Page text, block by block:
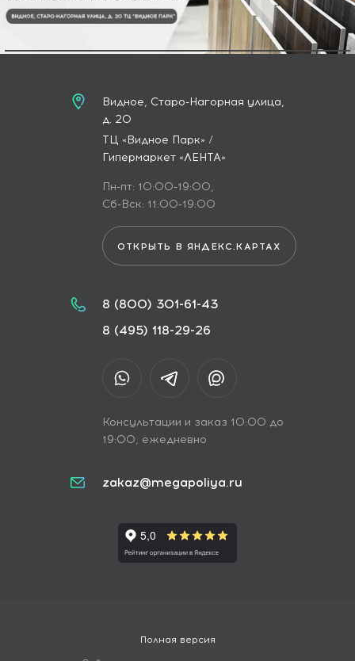
Видное, Старо-Нагорная улица,
д. 20
ТЦ «Видное Парк» /
Гипермаркет «ЛЕНТА»
Пн-пт: 10:00-19:00,
Сб-Вск: 11:00-19:00
ОТКРЫТЬ В ЯНДЕКС.КАРТАХ
8 (800) 301-61-43
8 (495) 118-29-26
Консультации и заказ 10:00 до
19:00, ежедневно
zakaz@megapoliya.ru
Полная версия